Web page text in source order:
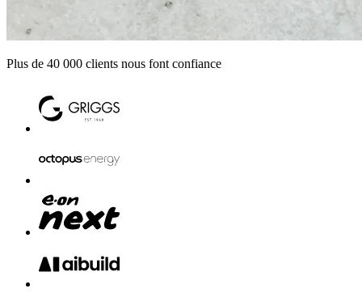
Plus de 40 000 clients nous font confiance